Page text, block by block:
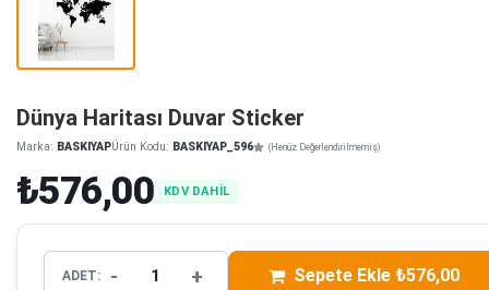
Dünya Haritası Duvar Sticker
Marka: BASKIYAPÜrün Kodu: BASKIYAP_596 (Henüz Değerlendirilmemiş)
₺576,00 KDV DAHİL
ADET: - + Sepete Ekle ₺576,00